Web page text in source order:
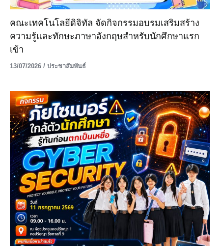
คณะเทคโนโลยีดิจิทัล จัดกิจกรรมอบรมเสริมสร้าง
ความรู้และทักษะภาษาอังกฤษสำหรับนักศึกษาแรก
เข้า
13/07/2026 / ประชาสัมพันธ์